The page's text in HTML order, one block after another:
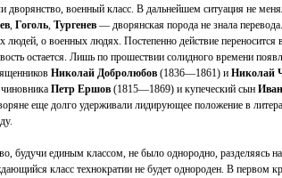
дворянство, военный класс. В дальнейшем ситуация не
, Гоголь, Тургенев — дворянская порода не знала
людей, о военных людях. Постепенно действие
остается. Лишь по прошествии солидного времени
Николай Добролюбов (1836—1861) и Николай
Петр Ершов (1815—1869) и купеческий сын
еще долго удерживали лидирующее положение в
будучи единым классом, не было однородно, разделяясь
класс технократии не будет однороден. В первом